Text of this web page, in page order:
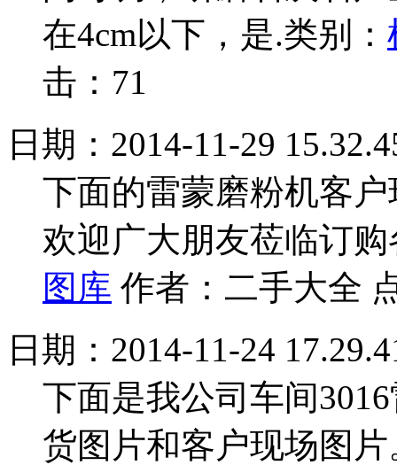
在4cm以下，是.类别：
击：71
日期：2014-11-29
下面的雷蒙磨粉机客
欢迎广大朋友莅临订
图库 作者：二手大全
日期：2014-11-24
下面是我公司车间
货图片和客户现场图片